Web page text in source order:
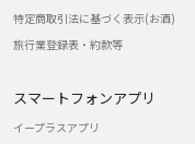
特定商取引法に基づく表示(お酒)
旅行業登録表・約款等
スマートフォンアプリ
イープラスアプリ